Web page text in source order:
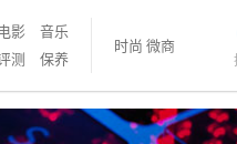
影
音乐
测 保养
时尚 微商